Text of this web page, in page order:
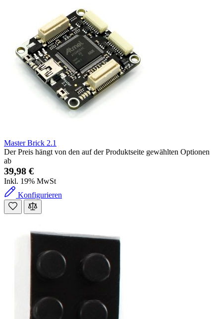
Master Brick 2.1
Der Preis hängt von den auf der Produktseite gewählten Optionen
ab
39,98 €
Inkl. 19% MwSt
Konfigurieren